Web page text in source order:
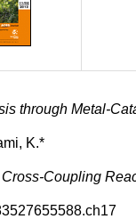
through Metal-
K.*
Coupling